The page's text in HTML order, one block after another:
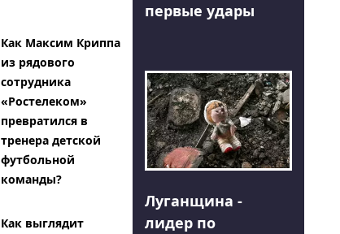
Как Максим Криппа
из рядового
сотрудника
«Ростелеком»
превратился в
тренера детской
футбольной
команды?
Как выглядит
первые удары
Луганщина -
лидер по